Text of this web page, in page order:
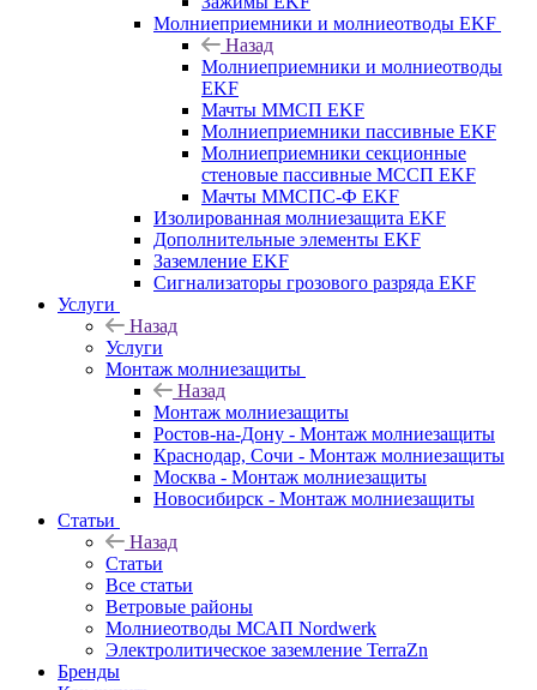
Молниеприемники и молниеотводы EKF
Назад
Молниеприемники и молниеотводы
EKF
Мачты ММСП EKF
Молниеприемники пассивные EKF
Молниеприемники секционные
стеновые пассивные МССП EKF
Мачты ММСПС-Ф EKF
Изолированная молниезащита EKF
Дополнительные элементы EKF
Заземление EKF
Сигнализаторы грозового разряда EKF
Услуги
Назад
Услуги
Монтаж молниезащиты
Назад
Монтаж молниезащиты
Ростов-на-Дону - Монтаж молниезащиты
Краснодар, Сочи - Монтаж молниезащиты
Москва - Монтаж молниезащиты
Новосибирск - Монтаж молниезащиты
Статьи
Назад
Статьи
Все статьи
Ветровые районы
Молниеотводы МСАП Nordwerk
Электролитическое заземление TerraZn
Бренды